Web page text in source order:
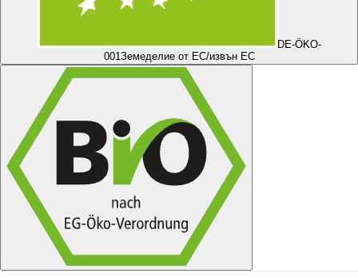
DE-ÖKO-
001Земеделие от ЕС/извън ЕС